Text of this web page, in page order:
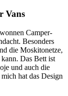
Vans
Camper-
Besonders
die Moskitonetze,
Das Bett ist
und auch die
hat das Design